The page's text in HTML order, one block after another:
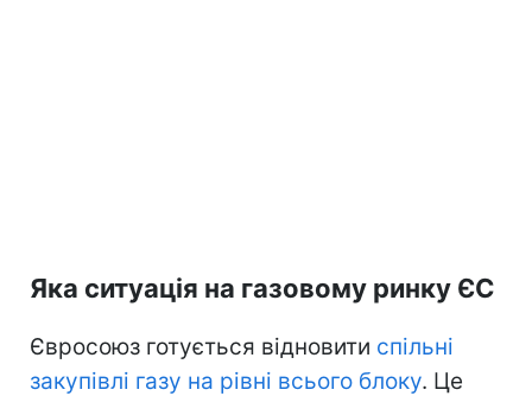
Яка ситуація на газовому ринку ЄС
Євросоюз готується відновити спільні
закупівлі газу на рівні всього блоку. Це